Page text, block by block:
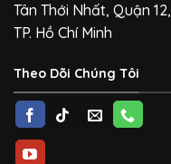
Tân Thới Nhất, Quận 12,
TP. Hồ Chí Minh
Theo Dõi Chúng Tôi